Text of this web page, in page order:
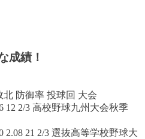
成績！
北 防御率 投球回 大会
12 2/3 高校野球九州大会秋季
2.08 21 2/3 選抜高等学校野球大